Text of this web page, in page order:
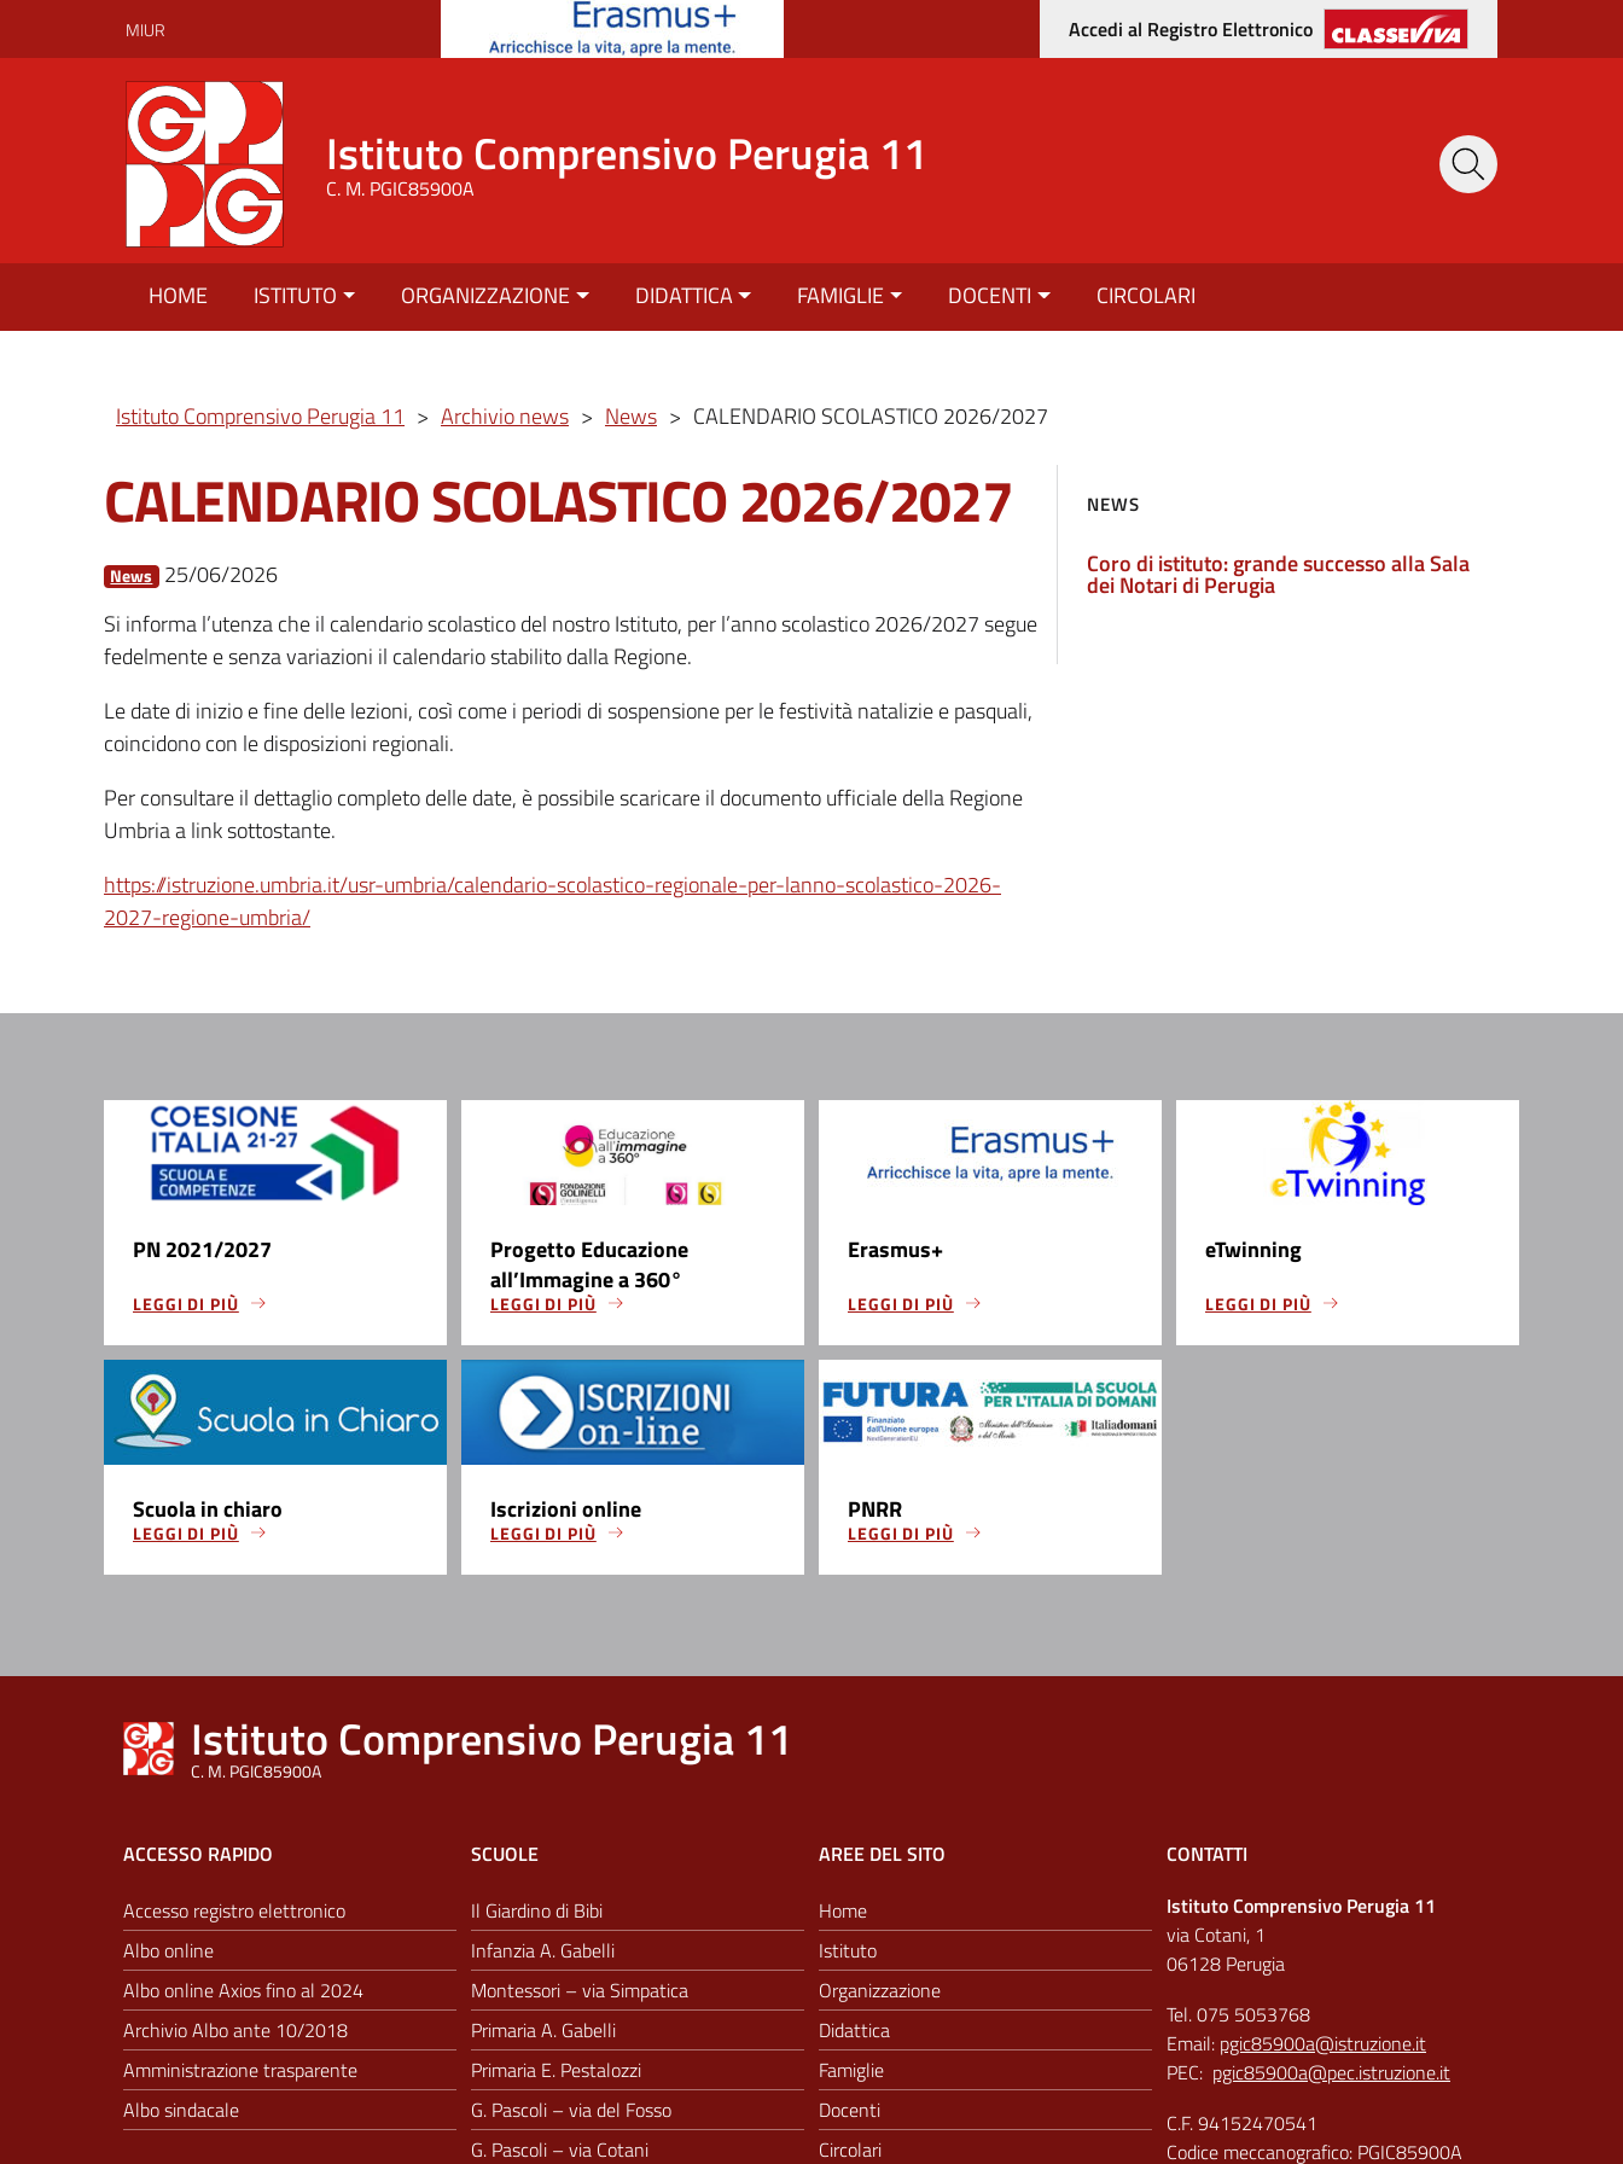
MIUR Accedi al Registro Elettronico
Istituto Comprensivo Perugia 11
C. M. PGIC85900A
HOME ISTITUTO ORGANIZZAZIONE DIDATTICA FAMIGLIE DOCENTI CIRCOLARI
Istituto Comprensivo Perugia 11 > Archivio news > News > CALENDARIO SCOLASTICO 2026/2027
CALENDARIO SCOLASTICO 2026/2027
News 25/06/2026
Si informa l’utenza che il calendario scolastico del nostro Istituto, per l’anno scolastico 2026/2027 segue
fedelmente e senza variazioni il calendario stabilito dalla Regione.
Le date di inizio e fine delle lezioni, così come i periodi di sospensione per le festività natalizie e pasquali,
coincidono con le disposizioni regionali.
Per consultare il dettaglio completo delle date, è possibile scaricare il documento ufficiale della Regione
Umbria a link sottostante.
https://istruzione.umbria.it/usr-umbria/calendario-scolastico-regionale-per-lanno-scolastico-2026-
2027-regione-umbria/
NEWS
Coro di istituto: grande successo alla Sala
dei Notari di Perugia
PN 2021/2027
LEGGI DI PIÙ
Progetto Educazione
all’Immagine a 360°
LEGGI DI PIÙ
Erasmus+
LEGGI DI PIÙ
eTwinning
LEGGI DI PIÙ
Scuola in chiaro
LEGGI DI PIÙ
Iscrizioni online
LEGGI DI PIÙ
PNRR
LEGGI DI PIÙ
Istituto Comprensivo Perugia 11
C. M. PGIC85900A
ACCESSO RAPIDO
Accesso registro elettronico
Albo online
Albo online Axios fino al 2024
Archivio Albo ante 10/2018
Amministrazione trasparente
Albo sindacale
SCUOLE
Il Giardino di Bibi
Infanzia A. Gabelli
Montessori – via Simpatica
Primaria A. Gabelli
Primaria E. Pestalozzi
G. Pascoli – via del Fosso
G. Pascoli – via Cotani
AREE DEL SITO
Home
Istituto
Organizzazione
Didattica
Famiglie
Docenti
Circolari
CONTATTI
Istituto Comprensivo Perugia 11
via Cotani, 1
06128 Perugia
Tel. 075 5053768
Email: pgic85900a@istruzione.it
PEC: pgic85900a@pec.istruzione.it
C.F. 94152470541
Codice meccanografico: PGIC85900A